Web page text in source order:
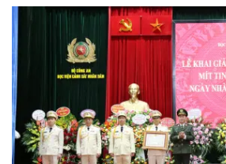
“nguy” thành “cơ” nên đã giúp Học
nhất những tác động của dịch